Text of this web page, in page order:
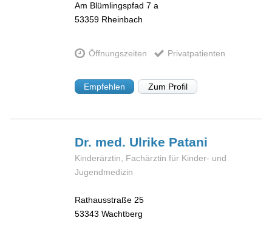
Am Blümlingspfad 7 a
53359 Rheinbach
Öffnungszeiten Privatpatienten
Empfehlen Zum Profil
Dr. med. Ulrike Patani
Kinderärztin, Fachärztin für Kinder- und
Jugendmedizin
Rathausstraße 25
53343 Wachtberg